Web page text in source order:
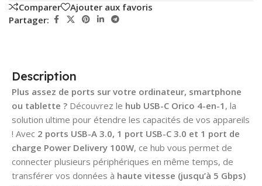
Comparer
Ajouter aux favoris
Partager:
Description
Plus assez de ports sur votre ordinateur, smartphone
ou tablette ? Découvrez le hub USB-C Orico 4-en-1 , la
solution ultime pour étendre les capacités de vos appareils
! Avec 2 ports USB-A 3.0, 1 port USB-C 3.0 et 1 port de
charge Power Delivery 100W, ce hub vous permet de
connecter plusieurs périphériques en même temps, de
transférer vos données à haute vitesse (jusqu’à 5 Gbps)